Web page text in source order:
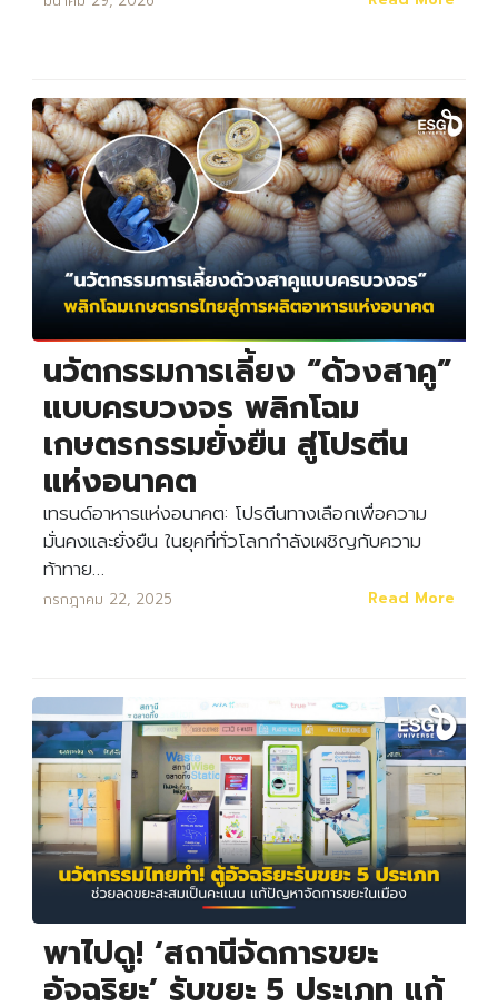
นวัตกรรมการเลี้ยง “ด้วงสาคู”
แบบครบวงจร พลิกโฉม
เกษตรกรรมยั่งยืน สู่โปรตีน
แห่งอนาคต
เทรนด์อาหารแห่งอนาคต: โปรตีนทางเลือกเพื่อความ
มั่นคงและยั่งยืน ในยุคที่ทั่วโลกกำลังเผชิญกับความ
ท้าทาย…
กรกฎาคม 22, 2025 Read More
พาไปดู! ‘สถานีจัดการขยะ
อัจฉริยะ’ รับขยะ 5 ประเภท แก้